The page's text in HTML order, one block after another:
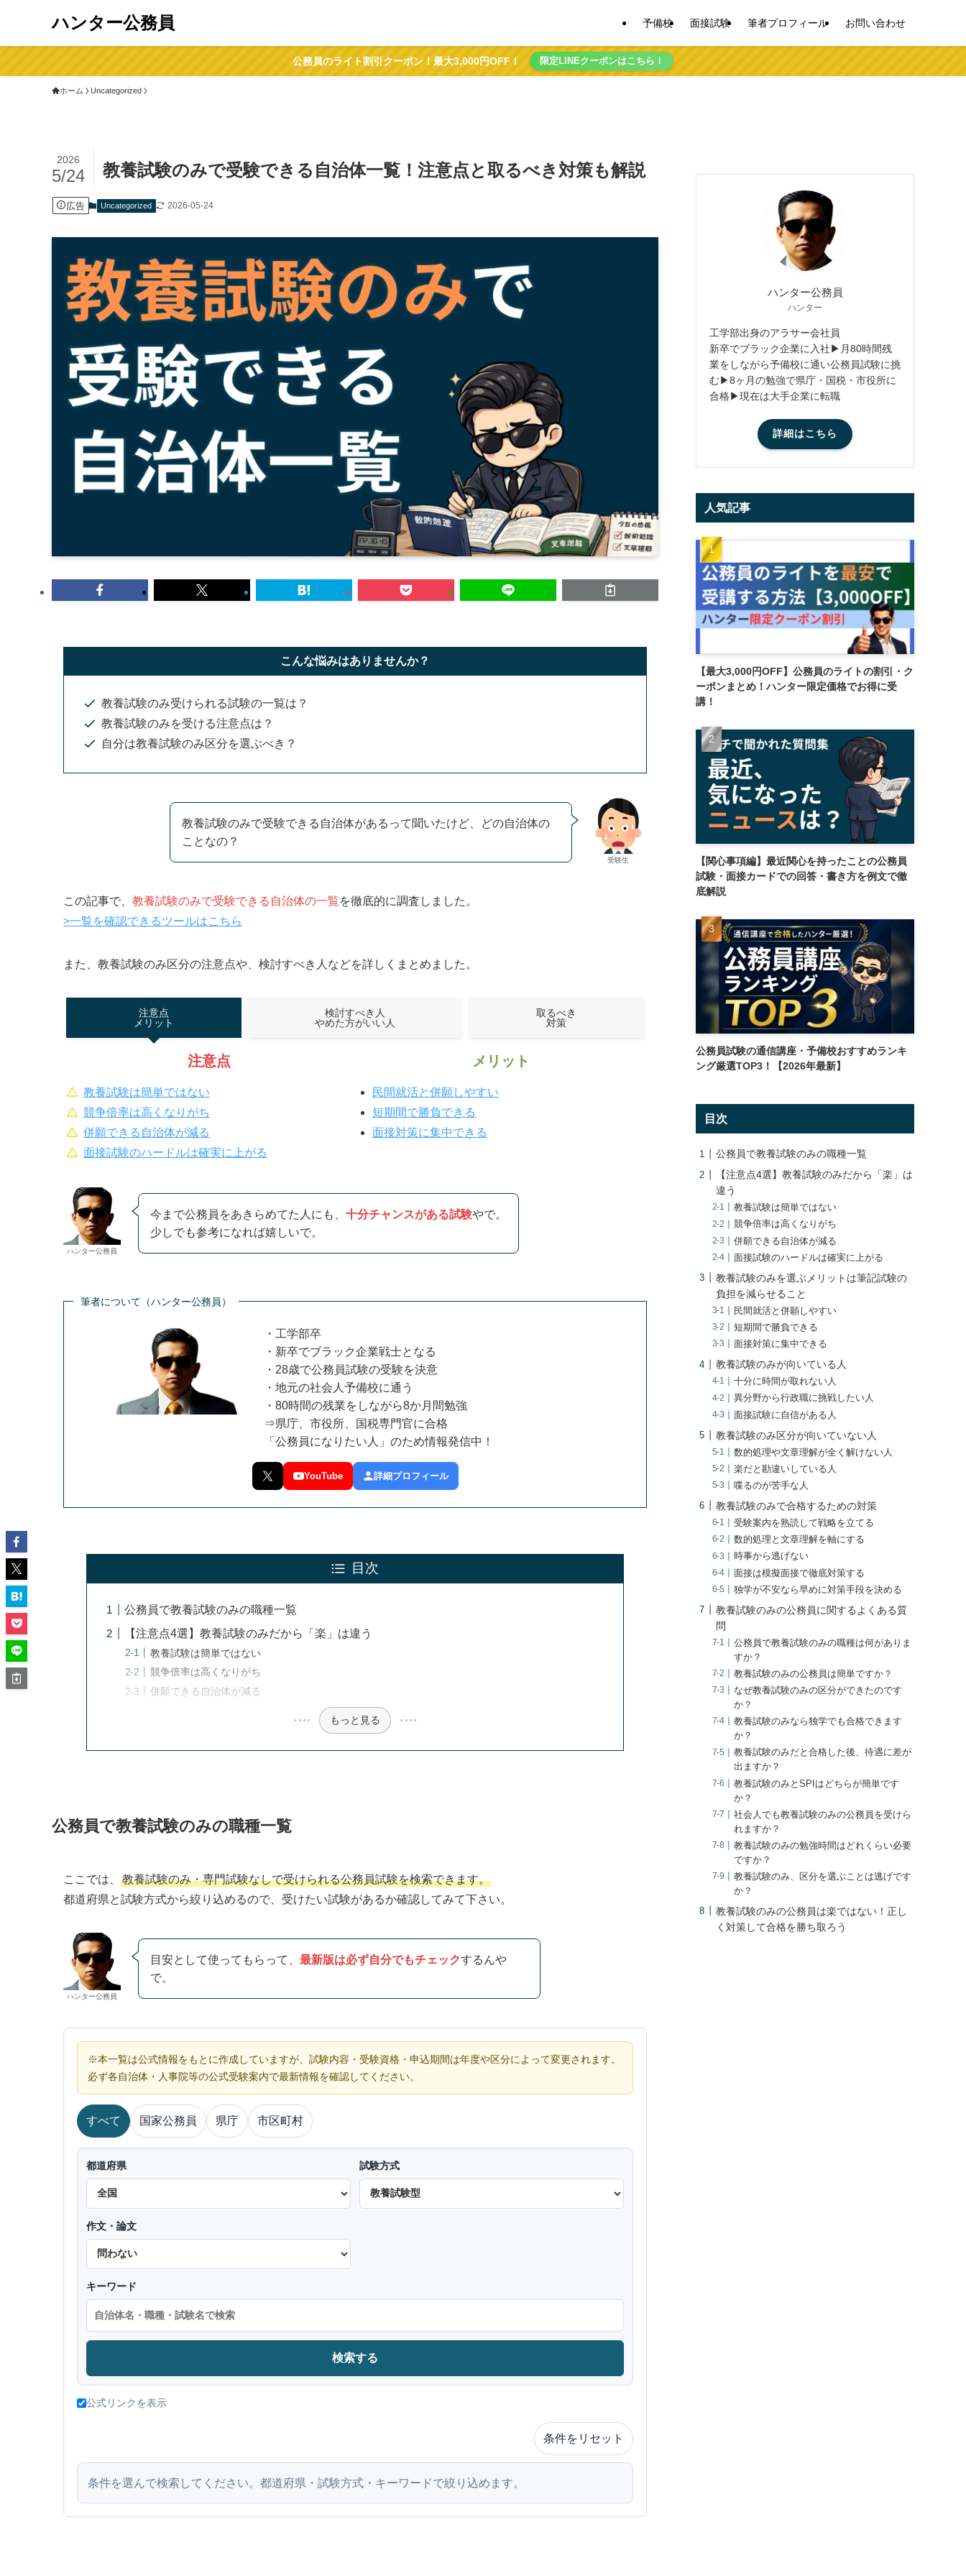
ハンター公務員 予備校 面接試験 筆者プロフィール お問い合わせ
公務員のライト割引クーポン！最大3,000円OFF！ 限定LINEクーポンはこちら！
ホーム Uncategorized
教養試験のみで受験できる自治体一覧！注意点と取るべき対策も解説
2026
5/24
広告 Uncategorized 2026-05-24
こんな悩みはありませんか？
教養試験のみ受けられる試験の一覧は？
教養試験のみを受ける注意点は？
自分は教養試験のみ区分を選ぶべき？
受験生
教養試験のみで受験できる自治体があるって聞いたけど、どの自治体の
ことなの？
この記事で、 教養試験のみで受験できる自治体の一覧を徹底的に調査しました。
>一覧を確認できるツールはこちら
また、教養試験のみ区分の注意点や、検討すべき人などを詳しくまとめました。
注意点
メリット
検討すべき人
やめた方がいい人
取るべき
対策
注意点
教養試験は簡単ではない
競争倍率は高くなりがち
併願できる自治体が減る
面接試験のハードルは確実に上がる
メリット
民間就活と併願しやすい
短期間で勝負できる
面接対策に集中できる
ハンター公務員
今まで公務員をあきらめてた人にも、 十分チャンスがある試験やで。
少しでも参考になれば嬉しいで。
筆者について（ハンター公務員）
・工学部卒
・新卒でブラック企業戦士となる
・28歳で公務員試験の受験を決意
・地元の社会人予備校に通う
・80時間の残業をしながら8か月間勉強
⇒県庁、市役所、国税専門官に合格
「公務員になりたい人」のため情報発信中！
YouTube 詳細プロフィール
目次
公務員で教養試験のみの職種一覧
【注意点4選】教養試験のみだから「楽」は違う
教養試験は簡単ではない
競争倍率は高くなりがち
併願できる自治体が減る
もっと見る
公務員で教養試験のみの職種一覧
ここでは、
教養試験のみ・専門試験なしで受けられる公務員試験を検索できます。
都道府県と試験方式から絞り込めるので、受けたい試験があるか確認してみて下さい。
ハンター公務員
目安として使ってもらって、 最新版は必ず自分でもチェックするんや
で。
※本一覧は公式情報をもとに作成していますが、試験内容・受験資格・申込期間は年度や区分によって変更されます。
必ず各自治体・人事院等の公式受験案内で最新情報を確認してください。
すべて 国家公務員 県庁 市区町村
都道府県 試験方式
作文・論文
キーワード
検索する
公式リンクを表示
条件をリセット
条件を選んで検索してください。都道府県・試験方式・キーワードで絞り込めます。
ハンター公務員
ハンター
工学部出身のアラサー会社員
新卒でブラック企業に入社▶月80時間残
業をしながら予備校に通い公務員試験に挑
む▶8ヶ月の勉強で県庁・国税・市役所に
合格▶現在は大手企業に転職
詳細はこちら
人気記事
【最大3,000円OFF】公務員のライトの割引・ク
ーポンまとめ！ハンター限定価格でお得に受
講！
【関心事項編】最近関心を持ったことの公務員
試験・面接カードでの回答・書き方を例文で徹
底解説
公務員試験の通信講座・予備校おすすめランキ
ング厳選TOP3！【2026年最新】
目次
公務員で教養試験のみの職種一覧
【注意点4選】教養試験のみだから「楽」は
違う
教養試験は簡単ではない
競争倍率は高くなりがち
併願できる自治体が減る
面接試験のハードルは確実に上がる
教養試験のみを選ぶメリットは筆記試験の
負担を減らせること
民間就活と併願しやすい
短期間で勝負できる
面接対策に集中できる
教養試験のみが向いている人
十分に時間が取れない人
異分野から行政職に挑戦したい人
面接試験に自信がある人
教養試験のみ区分が向いていない人
数的処理や文章理解が全く解けない人
楽だと勘違いしている人
喋るのが苦手な人
教養試験のみで合格するための対策
受験案内を熟読して戦略を立てる
数的処理と文章理解を軸にする
時事から逃げない
面接は模擬面接で徹底対策する
独学が不安なら早めに対策手段を決める
教養試験のみの公務員に関するよくある質
問
公務員で教養試験のみの職種は何がありま
すか？
教養試験のみの公務員は簡単ですか？
なぜ教養試験のみの区分ができたのです
か？
教養試験のみなら独学でも合格できます
か？
教養試験のみだと合格した後、待遇に差が
出ますか？
教養試験のみとSPIはどちらが簡単です
か？
社会人でも教養試験のみの公務員を受けら
れますか？
教養試験のみの勉強時間はどれくらい必要
ですか？
教養試験のみ、区分を選ぶことは逃げです
か？
教養試験のみの公務員は楽ではない！正し
く対策して合格を勝ち取ろう